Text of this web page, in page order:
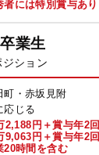
には特別賞与あり
業生
ション
町・赤坂見附
応じる
2,188円＋賞与年2回
9,063円＋賞与年2回
時間を含む